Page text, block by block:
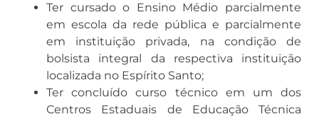
Ter cursado o Ensino Médio parcialmente
em escola da rede pública e parcialmente
em instituição privada, na condição de
bolsista integral da respectiva instituição
localizada no Espírito Santo;
Ter concluído curso técnico em um dos
Centros Estaduais de Educação Técnica